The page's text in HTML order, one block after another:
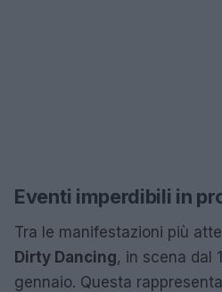
Eventi imperdibili in
Tra le manifestazioni più
Dirty Dancing, in scena dal
gennaio. Questa